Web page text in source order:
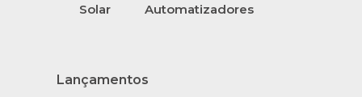
Solar Automatizadores
Lançamentos